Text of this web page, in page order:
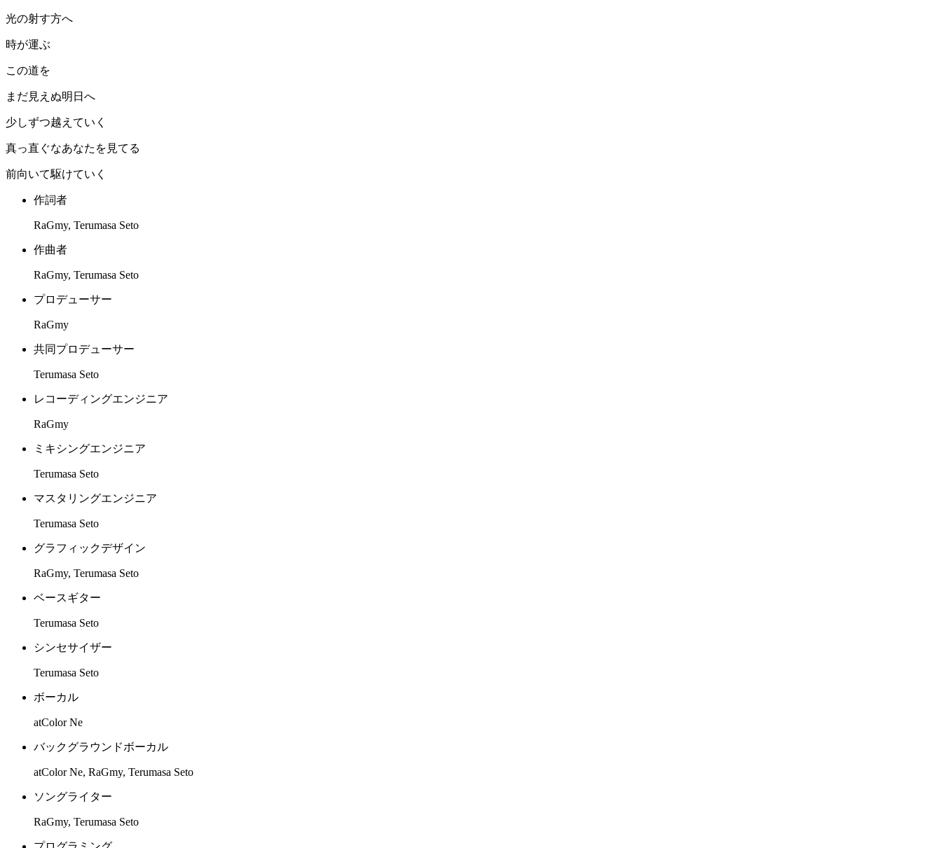
光の射す方へ
時が運ぶ
この道を
まだ見えぬ明日へ
少しずつ越えていく
真っ直ぐなあなたを見てる
前向いて駆けていく
作詞者
RaGmy, Terumasa Seto
作曲者
RaGmy, Terumasa Seto
プロデューサー
RaGmy
共同プロデューサー
Terumasa Seto
レコーディングエンジニア
RaGmy
ミキシングエンジニア
Terumasa Seto
マスタリングエンジニア
Terumasa Seto
グラフィックデザイン
RaGmy, Terumasa Seto
ベースギター
Terumasa Seto
シンセサイザー
Terumasa Seto
ボーカル
atColor Ne
バックグラウンドボーカル
atColor Ne, RaGmy, Terumasa Seto
ソングライター
RaGmy, Terumasa Seto